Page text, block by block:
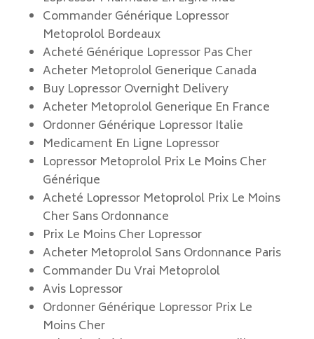
Commander Générique Lopressor
Metoprolol Bordeaux
Acheté Générique Lopressor Pas Cher
Acheter Metoprolol Generique Canada
Buy Lopressor Overnight Delivery
Acheter Metoprolol Generique En France
Ordonner Générique Lopressor Italie
Medicament En Ligne Lopressor
Lopressor Metoprolol Prix Le Moins Cher
Générique
Acheté Lopressor Metoprolol Prix Le Moins
Cher Sans Ordonnance
Prix Le Moins Cher Lopressor
Acheter Metoprolol Sans Ordonnance Paris
Commander Du Vrai Metoprolol
Avis Lopressor
Ordonner Générique Lopressor Prix Le
Moins Cher